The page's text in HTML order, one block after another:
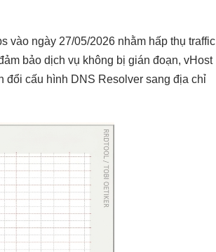
vào ngày 27/05/2026 nhằm hấp thụ traffic
bảo dịch vụ không bị gián đoạn, vHost
đổi cấu hình DNS Resolver sang địa chỉ